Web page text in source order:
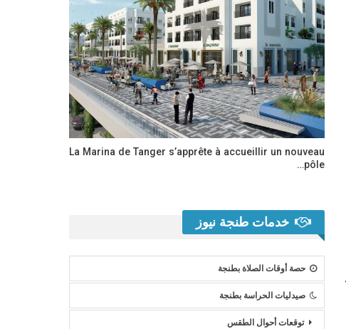
La Marina de Tanger s’apprête à accueillir un nouveau
pôle…
خدمات طنجة نيوز
حصة أوقات الصلاة بطنجة
صيدليات الحراسة بطنجة
توقعات أحوال الطقس